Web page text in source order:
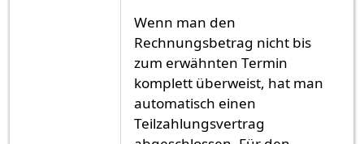
Wenn man den
Rechnungsbetrag nicht bis
zum erwähnten Termin
komplett überweist, hat man
automatisch einen
Teilzahlungsvertrag